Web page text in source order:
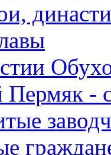
Пермяк -